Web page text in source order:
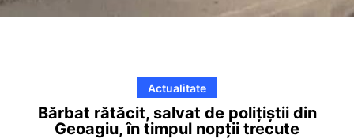
Actualitate
Bărbat rătăcit, salvat de polițiștii din
Geoagiu, în timpul nopții trecute